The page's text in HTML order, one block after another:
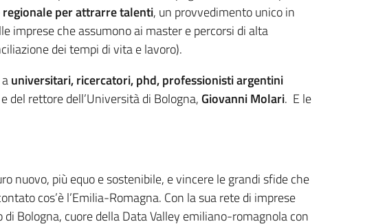
regionale per attrarre talenti, un provvedimento unico in
imprese che assumono ai master e percorsi di alta
dei tempi di vita e lavoro).
universitari, ricercatori, phd, professionisti argentini
del rettore dell’Università di Bologna, Giovanni Molari. E le
nuovo, più equo e sostenibile, e vincere le grandi sfide che
cos’è l’Emilia-Romagna. Con la sua rete di imprese
Bologna, cuore della Data Valley emiliano-romagnola con